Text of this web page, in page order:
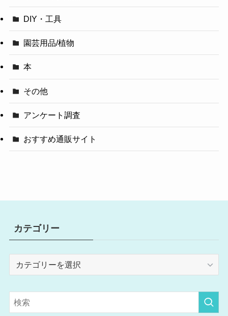
DIY・工具
園芸用品/植物
本
その他
アンケート調査
おすすめ通販サイト
カテゴリー
リ
ー